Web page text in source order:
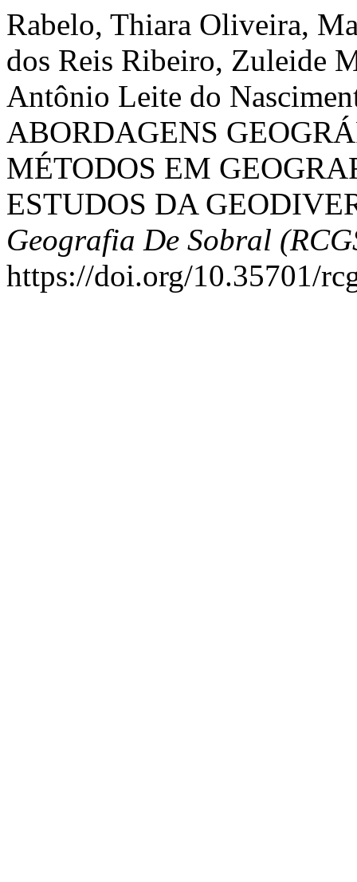
Rabelo, Thiara Oliveira,
dos Reis Ribeiro, Zuleide
Antônio Leite do
ABORDAGENS
MÉTODOS EM
ESTUDOS DA
Geografia De Sobral
https://doi.org/10.35701/